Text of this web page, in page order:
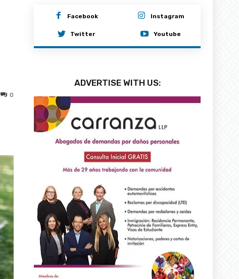
0
Facebook Instagram
Twitter Youtube
ADVERTISE WITH US: